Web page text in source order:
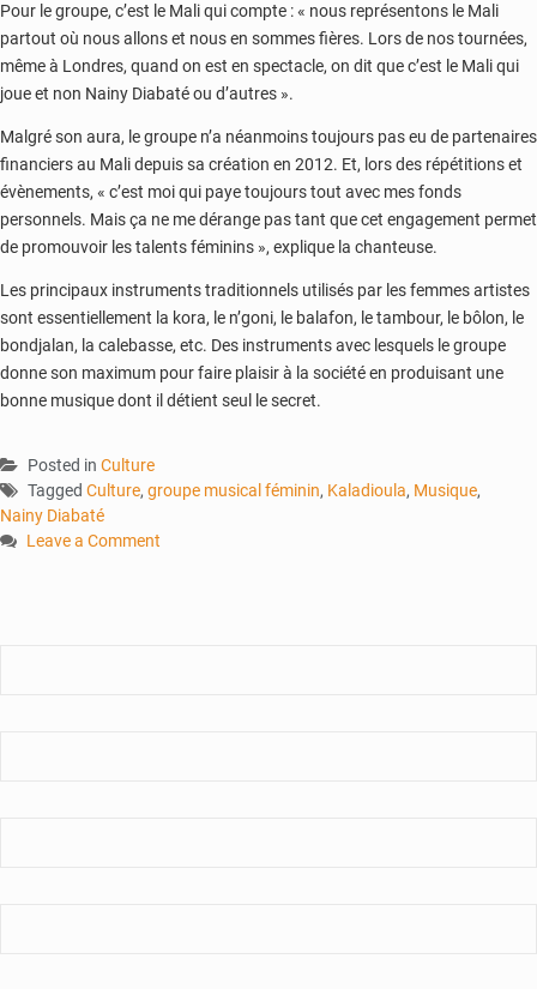
Pour le groupe, c’est le Mali qui compte : « nous représentons le Mali
partout où nous allons et nous en sommes fières. Lors de nos tournées,
même à Londres, quand on est en spectacle, on dit que c’est le Mali qui
joue et non Nainy Diabaté ou d’autres ».
Malgré son aura, le groupe n’a néanmoins toujours pas eu de partenaires
financiers au Mali depuis sa création en 2012. Et, lors des répétitions et
évènements, « c’est moi qui paye toujours tout avec mes fonds
personnels. Mais ça ne me dérange pas tant que cet engagement permet
de promouvoir les talents féminins », explique la chanteuse.
Les principaux instruments traditionnels utilisés par les femmes artistes
sont essentiellement la kora, le n’goni, le balafon, le tambour, le bôlon, le
bondjalan, la calebasse, etc. Des instruments avec lesquels le groupe
donne son maximum pour faire plaisir à la société en produisant une
bonne musique dont il détient seul le secret.
Posted in Culture
Tagged Culture, groupe musical féminin, Kaladioula, Musique,
Nainy Diabaté
Leave a Comment